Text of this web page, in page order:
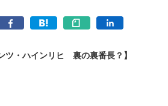
ツ・ハインリヒ 裏の裏番長？】